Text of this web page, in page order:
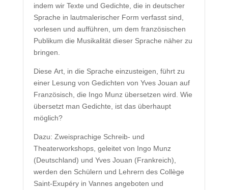
indem wir Texte und Gedichte, die in deutscher
Sprache in lautmalerischer Form verfasst sind,
vorlesen und aufführen, um dem französischen
Publikum die Musikalität dieser Sprache näher zu
bringen.
Diese Art, in die Sprache einzusteigen, führt zu
einer Lesung von Gedichten von Yves Jouan auf
Französisch, die Ingo Munz übersetzen wird. Wie
übersetzt man Gedichte, ist das überhaupt
möglich?
Dazu: Zweisprachige Schreib- und
Theaterworkshops, geleitet von Ingo Munz
(Deutschland) und Yves Jouan (Frankreich),
werden den Schülern und Lehrern des Collège
Saint-Exupéry in Vannes angeboten und